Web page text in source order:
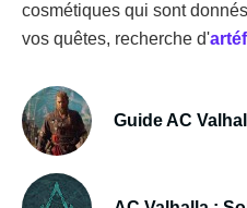
cosmétiques qui sont
vos quêtes, recherche d'
Guide AC